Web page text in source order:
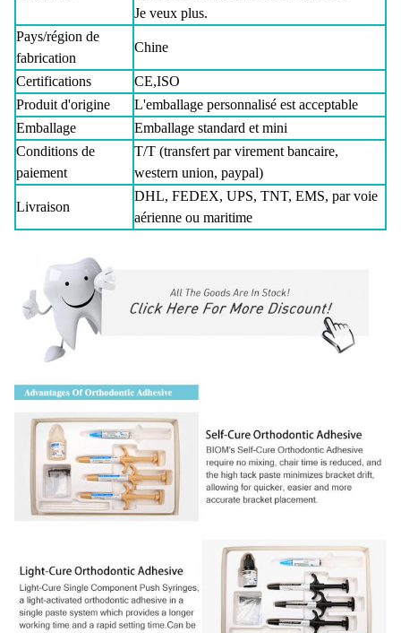
Je veux plus.
Pays/région de
fabrication
Chine
Certifications
CE,ISO
Produit d'origine
L'emballage personnalisé est acceptable
Emballage
Emballage standard et mini
Conditions de
paiement
T/T (transfert par virement bancaire,
western union, paypal)
Livraison
DHL, FEDEX, UPS, TNT, EMS, par voie
aérienne ou maritime